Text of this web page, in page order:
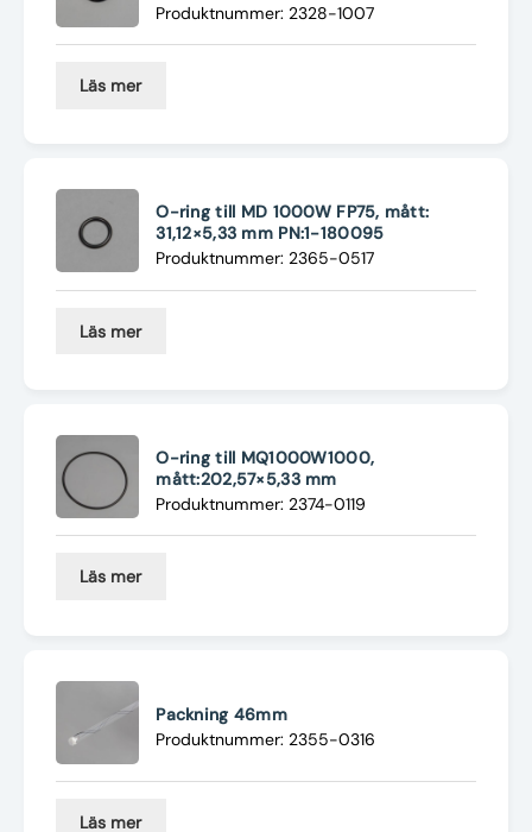
Produktnummer: 2328-1007
Läs mer
O-ring till MD 1000W FP75, mått:
31,12×5,33 mm PN:1-180095
Produktnummer: 2365-0517
Läs mer
O-ring till MQ1000W1000,
mått:202,57×5,33 mm
Produktnummer: 2374-0119
Läs mer
Packning 46mm
Produktnummer: 2355-0316
Läs mer